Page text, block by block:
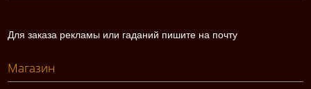
Для заказа рекламы или гаданий пишите на почту
Магазин